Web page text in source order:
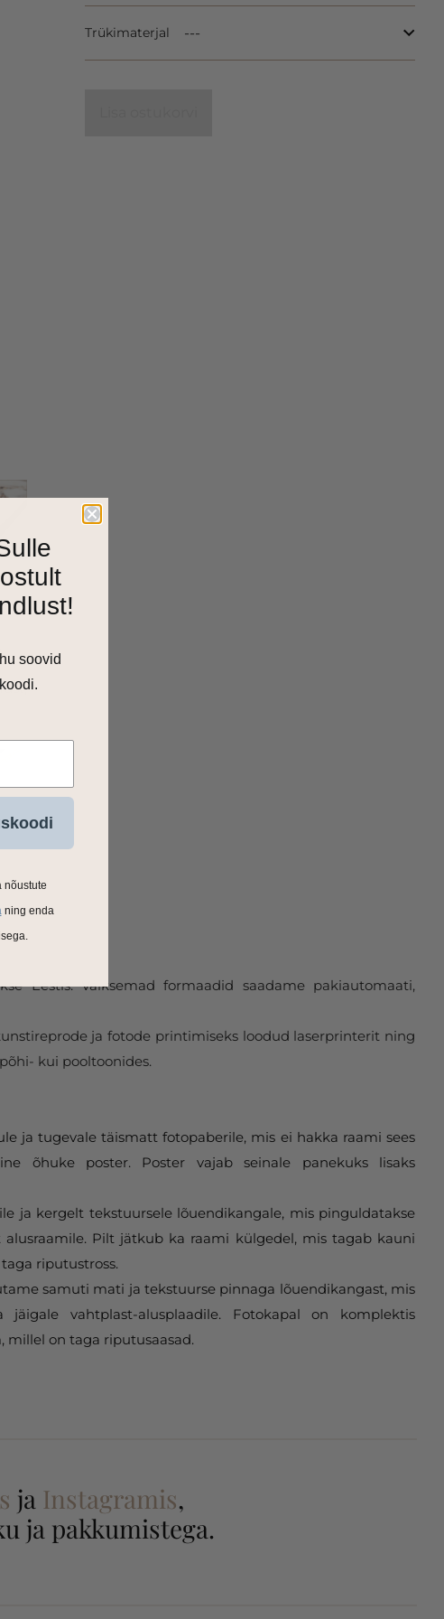
Trükimaterjal
Eestis. Väiksemad formaadid saadame pakiautomaati,
ja fotode printimiseks loodud laserprinterit ning
kui pooltoonides.
ja tugevale täismatt fotopaberile, mis ei hakka raami sees
õhuke poster. Poster vajab seinale panekuks lisaks
ja kergelt tekstuursele lõuendikangale, mis pinguldatakse
alusraamile. Pilt jätkub ka raami külgedel, mis tagab kauni
riputustross.
samuti mati ja tekstuurse pinnaga lõuendikangast, mis
jäigale vahtplast-alusplaadile. Fotokapal on komplektis
on taga riputusaasad.
ja Instagramis,
ja pakkumistega.
soovid
nõustute
ning enda